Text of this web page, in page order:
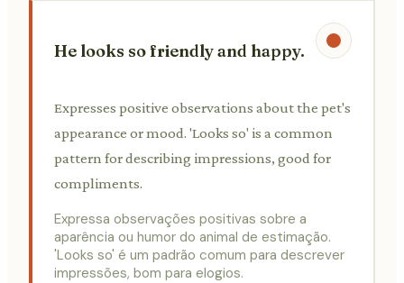
He looks so friendly and happy.
Expresses positive observations about the pet's
appearance or mood. 'Looks so' is a common
pattern for describing impressions, good for
compliments.
Expressa observações positivas sobre a
aparência ou humor do animal de estimação.
'Looks so' é um padrão comum para descrever
impressões, bom para elogios.